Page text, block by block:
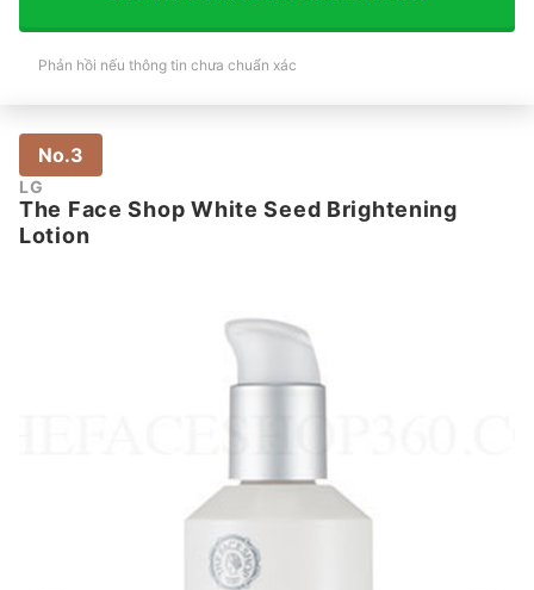
Phản hồi nếu thông tin chưa chuẩn xác
No.3
LG
The Face Shop White Seed Brightening
Lotion